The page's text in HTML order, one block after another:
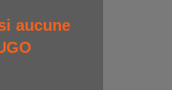
aucune